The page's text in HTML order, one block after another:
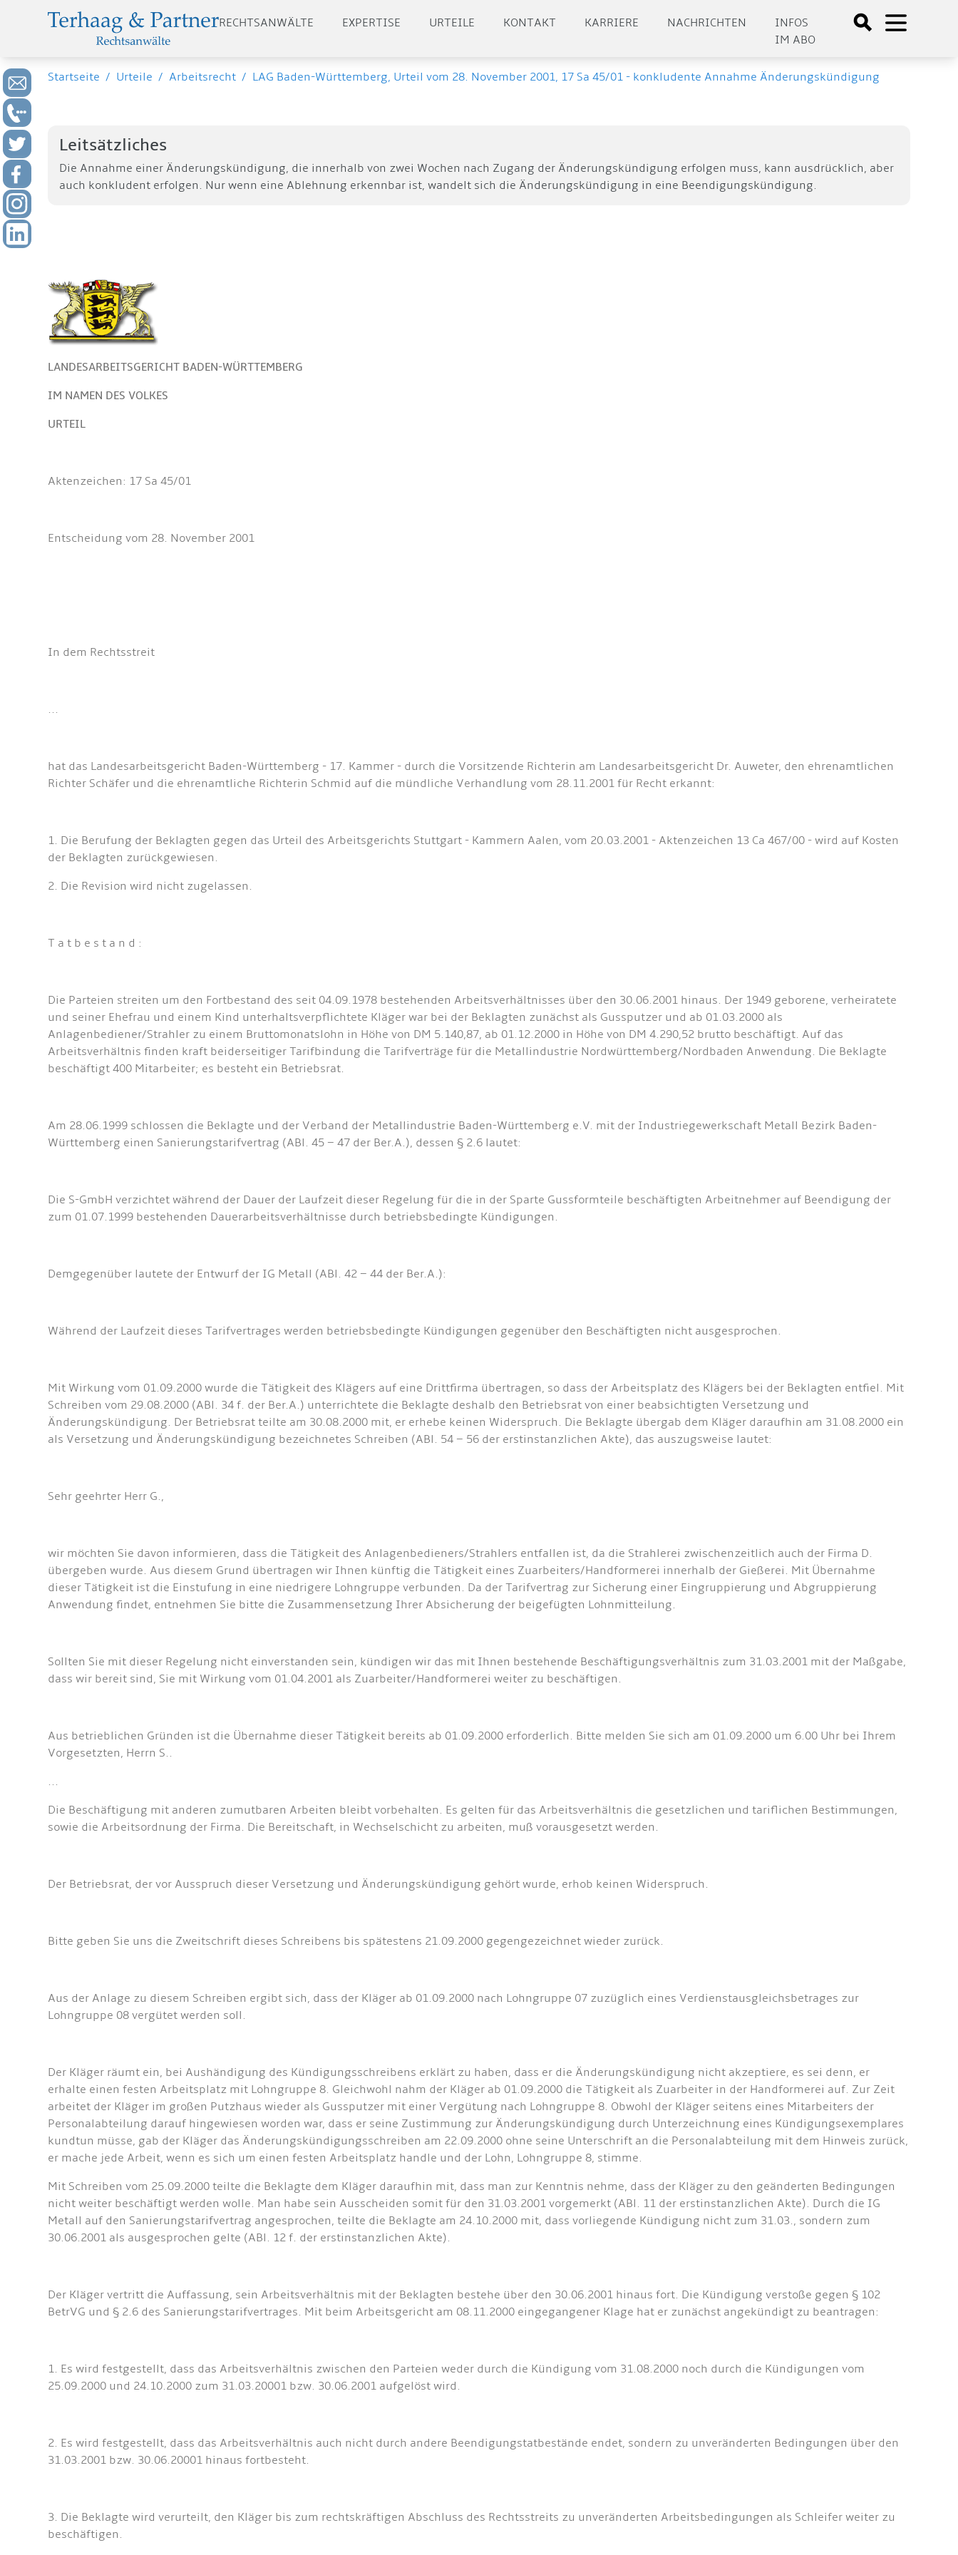
RECHTSANWÄLTE EXPERTISE URTEILE KONTAKT KARRIERE NACHRICHTEN
INFOS
IM ABO
Startseite / Urteile / Arbeitsrecht / LAG Baden-Württemberg, Urteil vom 28. November 2001, 17 Sa 45/01 - konkludente Annahme Änderungskündigung
Leitsätzliches
Die Annahme einer Änderungskündigung, die innerhalb von zwei Wochen nach Zugang der Änderungskündigung erfolgen muss, kann ausdrücklich, aber
auch konkludent erfolgen. Nur wenn eine Ablehnung erkennbar ist, wandelt sich die Änderungskündigung in eine Beendigungskündigung.
LANDESARBEITSGERICHT BADEN-WÜRTTEMBERG
IM NAMEN DES VOLKES
URTEIL
Aktenzeichen: 17 Sa 45/01
Entscheidung vom 28. November 2001
In dem Rechtsstreit
...
hat das Landesarbeitsgericht Baden-Württemberg - 17. Kammer - durch die Vorsitzende Richterin am Landesarbeitsgericht Dr. Auweter, den ehrenamtlichen
Richter Schäfer und die ehrenamtliche Richterin Schmid auf die mündliche Verhandlung vom 28.11.2001 für Recht erkannt:
1. Die Berufung der Beklagten gegen das Urteil des Arbeitsgerichts Stuttgart - Kammern Aalen, vom 20.03.2001 - Aktenzeichen 13 Ca 467/00 - wird auf Kosten
der Beklagten zurückgewiesen.
2. Die Revision wird nicht zugelassen.
T a t b e s t a n d :
Die Parteien streiten um den Fortbestand des seit 04.09.1978 bestehenden Arbeitsverhältnisses über den 30.06.2001 hinaus. Der 1949 geborene, verheiratete
und seiner Ehefrau und einem Kind unterhaltsverpflichtete Kläger war bei der Beklagten zunächst als Gussputzer und ab 01.03.2000 als
Anlagenbediener/Strahler zu einem Bruttomonatslohn in Höhe von DM 5.140,87, ab 01.12.2000 in Höhe von DM 4.290,52 brutto beschäftigt. Auf das
Arbeitsverhältnis finden kraft beiderseitiger Tarifbindung die Tarifverträge für die Metallindustrie Nordwürttemberg/Nordbaden Anwendung. Die Beklagte
beschäftigt 400 Mitarbeiter; es besteht ein Betriebsrat.
Am 28.06.1999 schlossen die Beklagte und der Verband der Metallindustrie Baden-Württemberg e.V. mit der Industriegewerkschaft Metall Bezirk Baden-
Württemberg einen Sanierungstarifvertrag (ABl. 45 – 47 der Ber.A.), dessen § 2.6 lautet:
Die S-GmbH verzichtet während der Dauer der Laufzeit dieser Regelung für die in der Sparte Gussformteile beschäftigten Arbeitnehmer auf Beendigung der
zum 01.07.1999 bestehenden Dauerarbeitsverhältnisse durch betriebsbedingte Kündigungen.
Demgegenüber lautete der Entwurf der IG Metall (ABl. 42 – 44 der Ber.A.):
Während der Laufzeit dieses Tarifvertrages werden betriebsbedingte Kündigungen gegenüber den Beschäftigten nicht ausgesprochen.
Mit Wirkung vom 01.09.2000 wurde die Tätigkeit des Klägers auf eine Drittfirma übertragen, so dass der Arbeitsplatz des Klägers bei der Beklagten entfiel. Mit
Schreiben vom 29.08.2000 (ABl. 34 f. der Ber.A.) unterrichtete die Beklagte deshalb den Betriebsrat von einer beabsichtigten Versetzung und
Änderungskündigung. Der Betriebsrat teilte am 30.08.2000 mit, er erhebe keinen Widerspruch. Die Beklagte übergab dem Kläger daraufhin am 31.08.2000 ein
als Versetzung und Änderungskündigung bezeichnetes Schreiben (ABl. 54 – 56 der erstinstanzlichen Akte), das auszugsweise lautet:
Sehr geehrter Herr G.,
wir möchten Sie davon informieren, dass die Tätigkeit des Anlagenbedieners/Strahlers entfallen ist, da die Strahlerei zwischenzeitlich auch der Firma D.
übergeben wurde. Aus diesem Grund übertragen wir Ihnen künftig die Tätigkeit eines Zuarbeiters/Handformerei innerhalb der Gießerei. Mit Übernahme
dieser Tätigkeit ist die Einstufung in eine niedrigere Lohngruppe verbunden. Da der Tarifvertrag zur Sicherung einer Eingruppierung und Abgruppierung
Anwendung findet, entnehmen Sie bitte die Zusammensetzung Ihrer Absicherung der beigefügten Lohnmitteilung.
Sollten Sie mit dieser Regelung nicht einverstanden sein, kündigen wir das mit Ihnen bestehende Beschäftigungsverhältnis zum 31.03.2001 mit der Maßgabe,
dass wir bereit sind, Sie mit Wirkung vom 01.04.2001 als Zuarbeiter/Handformerei weiter zu beschäftigen.
Aus betrieblichen Gründen ist die Übernahme dieser Tätigkeit bereits ab 01.09.2000 erforderlich. Bitte melden Sie sich am 01.09.2000 um 6.00 Uhr bei Ihrem
Vorgesetzten, Herrn S..
...
Die Beschäftigung mit anderen zumutbaren Arbeiten bleibt vorbehalten. Es gelten für das Arbeitsverhältnis die gesetzlichen und tariflichen Bestimmungen,
sowie die Arbeitsordnung der Firma. Die Bereitschaft, in Wechselschicht zu arbeiten, muß vorausgesetzt werden.
Der Betriebsrat, der vor Ausspruch dieser Versetzung und Änderungskündigung gehört wurde, erhob keinen Widerspruch.
Bitte geben Sie uns die Zweitschrift dieses Schreibens bis spätestens 21.09.2000 gegengezeichnet wieder zurück.
Aus der Anlage zu diesem Schreiben ergibt sich, dass der Kläger ab 01.09.2000 nach Lohngruppe 07 zuzüglich eines Verdienstausgleichsbetrages zur
Lohngruppe 08 vergütet werden soll.
Der Kläger räumt ein, bei Aushändigung des Kündigungsschreibens erklärt zu haben, dass er die Änderungskündigung nicht akzeptiere, es sei denn, er
erhalte einen festen Arbeitsplatz mit Lohngruppe 8. Gleichwohl nahm der Kläger ab 01.09.2000 die Tätigkeit als Zuarbeiter in der Handformerei auf. Zur Zeit
arbeitet der Kläger im großen Putzhaus wieder als Gussputzer mit einer Vergütung nach Lohngruppe 8. Obwohl der Kläger seitens eines Mitarbeiters der
Personalabteilung darauf hingewiesen worden war, dass er seine Zustimmung zur Änderungskündigung durch Unterzeichnung eines Kündigungsexemplares
kundtun müsse, gab der Kläger das Änderungskündigungsschreiben am 22.09.2000 ohne seine Unterschrift an die Personalabteilung mit dem Hinweis zurück,
er mache jede Arbeit, wenn es sich um einen festen Arbeitsplatz handle und der Lohn, Lohngruppe 8, stimme.
Mit Schreiben vom 25.09.2000 teilte die Beklagte dem Kläger daraufhin mit, dass man zur Kenntnis nehme, dass der Kläger zu den geänderten Bedingungen
nicht weiter beschäftigt werden wolle. Man habe sein Ausscheiden somit für den 31.03.2001 vorgemerkt (ABl. 11 der erstinstanzlichen Akte). Durch die IG
Metall auf den Sanierungstarifvertrag angesprochen, teilte die Beklagte am 24.10.2000 mit, dass vorliegende Kündigung nicht zum 31.03., sondern zum
30.06.2001 als ausgesprochen gelte (ABl. 12 f. der erstinstanzlichen Akte).
Der Kläger vertritt die Auffassung, sein Arbeitsverhältnis mit der Beklagten bestehe über den 30.06.2001 hinaus fort. Die Kündigung verstoße gegen § 102
BetrVG und § 2.6 des Sanierungstarifvertrages. Mit beim Arbeitsgericht am 08.11.2000 eingegangener Klage hat er zunächst angekündigt zu beantragen:
1. Es wird festgestellt, dass das Arbeitsverhältnis zwischen den Parteien weder durch die Kündigung vom 31.08.2000 noch durch die Kündigungen vom
25.09.2000 und 24.10.2000 zum 31.03.20001 bzw. 30.06.2001 aufgelöst wird.
2. Es wird festgestellt, dass das Arbeitsverhältnis auch nicht durch andere Beendigungstatbestände endet, sondern zu unveränderten Bedingungen über den
31.03.2001 bzw. 30.06.20001 hinaus fortbesteht.
3. Die Beklagte wird verurteilt, den Kläger bis zum rechtskräftigen Abschluss des Rechtsstreits zu unveränderten Arbeitsbedingungen als Schleifer weiter zu
beschäftigen.